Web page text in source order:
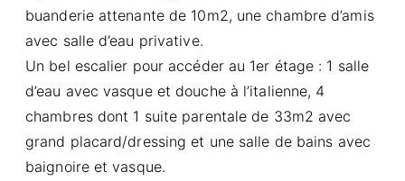
buanderie attenante de 10m2, une chambre d’amis
avec salle d’eau privative.
Un bel escalier pour accéder au 1er étage : 1 salle
d’eau avec vasque et douche à l’italienne, 4
chambres dont 1 suite parentale de 33m2 avec
grand placard/dressing et une salle de bains avec
baignoire et vasque.